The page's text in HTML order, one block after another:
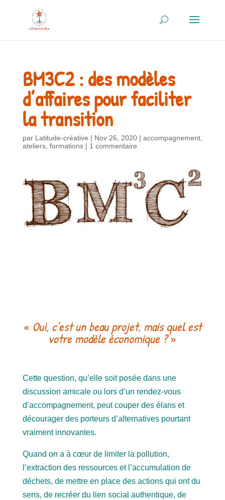
BM3C2 : des modèles
d’affaires pour faciliter
la transition
par Latitude-créative | Nov 26, 2020| accompagnement,
ateliers, formations| 1 commentaire
« Oui, c’est un beau projet, mais quel est
votre modèle économique ?»
Cette question, qu’elle soit posée dans une
discussion amicale ou lors d’un rendez-vous
d’accompagnement, peut couper des élans et
décourager des porteurs d’alternatives pourtant
vraiment innovantes.
Quand on a à cœur de limiter la pollution,
l’extraction des ressources et l’accumulation de
déchets, de mettre en place des actions qui ont du
sens, de recréer du lien social authentique, de